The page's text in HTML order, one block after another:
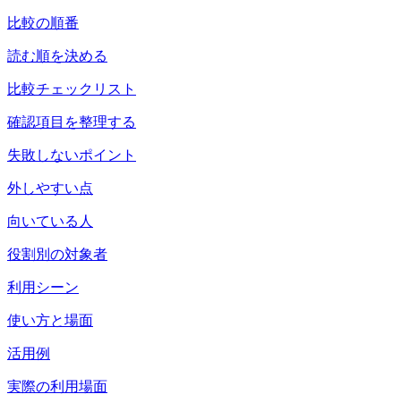
比較の順番
読む順を決める
比較チェックリスト
確認項目を整理する
失敗しないポイント
外しやすい点
向いている人
役割別の対象者
利用シーン
使い方と場面
活用例
実際の利用場面